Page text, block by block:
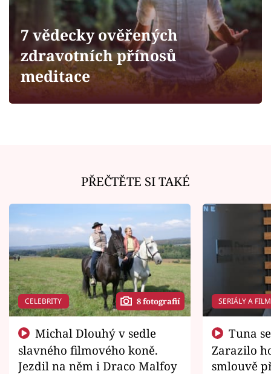
Sledujte prima+
Filmový festival Karlovy Vary
Sledujte nás
7 vědecky ověřených
zdravotních přínosů
meditace
PŘEČTĚTE SI TAKÉ
CELEBRITY 8 fotografií
slavného filmového koně.
Jezdil na něm i Draco Malfoy
SERIÁLY A
Zarazilo
smlouvě